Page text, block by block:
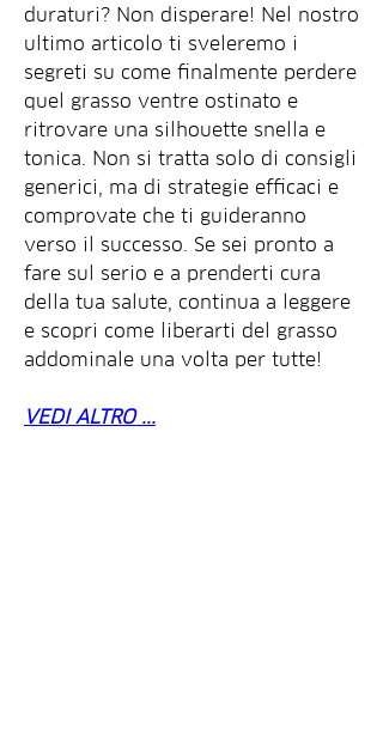
duraturi? Non disperare! Nel nostro
ultimo articolo ti sveleremo i
segreti su come finalmente perdere
quel grasso ventre ostinato e
ritrovare una silhouette snella e
tonica. Non si tratta solo di consigli
generici, ma di strategie efficaci e
comprovate che ti guideranno
verso il successo. Se sei pronto a
fare sul serio e a prenderti cura
della tua salute, continua a leggere
e scopri come liberarti del grasso
addominale una volta per tutte!
VEDI ALTRO ...